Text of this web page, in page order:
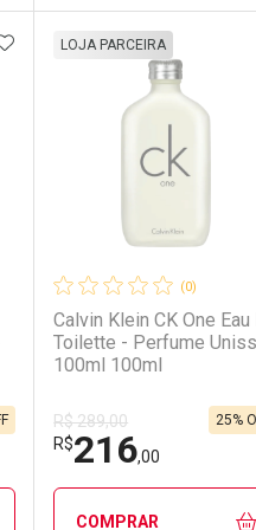
FECHAR
FECHAR
Laboratório
Ativar Desconto
Comprar sem Desconto
Por Menos
Comprar sem Desconto
AOS
(0)
Calvin Klein CK One Eau
Toilette - Perfume
100ml 100ml
LOJA PARCEIRA
R$ 289,00
R$216,00
25%
COMPRAR